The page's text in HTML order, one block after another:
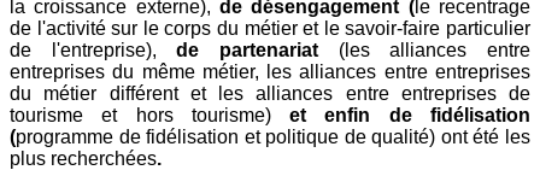
la croissance externe), de désengagement (le recentrage
de l'activité sur le corps du métier et le savoir-faire particulier
de l'entreprise),de partenariat (les alliances entre
entreprises du même métier, les alliances entre entreprises
du métier différent et les alliances entre entreprises de
tourisme et hors tourisme)et enfin de fidélisation
(programme de fidélisation et politique de qualité) ont été les
plus recherchées.